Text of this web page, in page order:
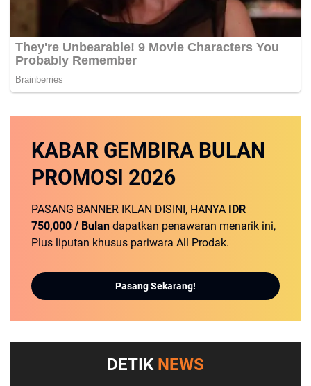
KABAR GEMBIRA BULAN
PROMOSI 2026
PASANG BANNER IKLAN DISINI, HANYA
IDR
750,000 / Bulan dapatkan penawaran menarik ini,
Plus liputan khusus pariwara All Prodak.
Pasang Sekarang!
DETIK NEWS